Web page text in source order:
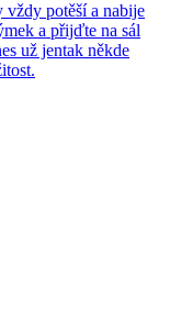
vždy potěší a nabije
a přijďte na sál
už jentak někde